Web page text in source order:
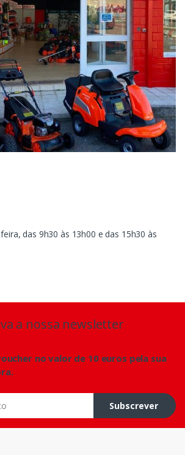
das 9h30 às 13h00 e das 15h30 às
a nossa newsletter
no valor de 10 euros pela sua
Subscrever